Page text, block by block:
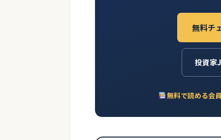
無料チ
投資家
無料で読める会